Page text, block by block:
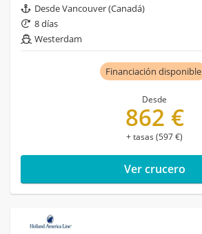
Desde Vancouver (Canadá)
8 días
Westerdam
Financiación disponible
Desde
862 €
+ tasas (597 €)
Ver crucero